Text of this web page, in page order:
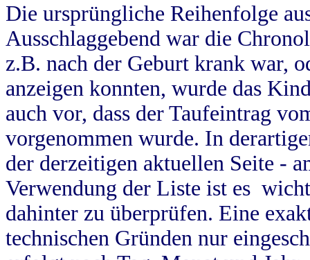
Die ursprüngliche Reihenfolge
Ausschlaggebend war die
z.B. nach der Geburt krank war,
anzeigen konnten, wurde das
auch vor, dass der Taufeintrag
vorgenommen wurde. In
der derzeitigen aktuellen Seite -
Verwendung der Liste ist es
dahinter zu überprüfen. Eine
technischen Gründen nur